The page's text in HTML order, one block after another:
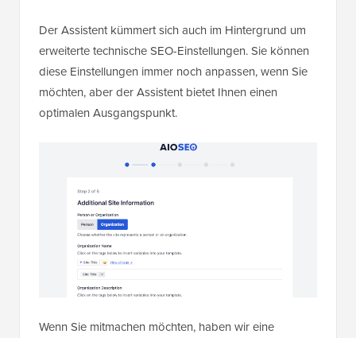
Der Assistent kümmert sich auch im Hintergrund um
erweiterte technische SEO-Einstellungen. Sie können
diese Einstellungen immer noch anpassen, wenn Sie
möchten, aber der Assistent bietet Ihnen einen
optimalen Ausgangspunkt.
Wenn Sie mitmachen möchten, haben wir eine